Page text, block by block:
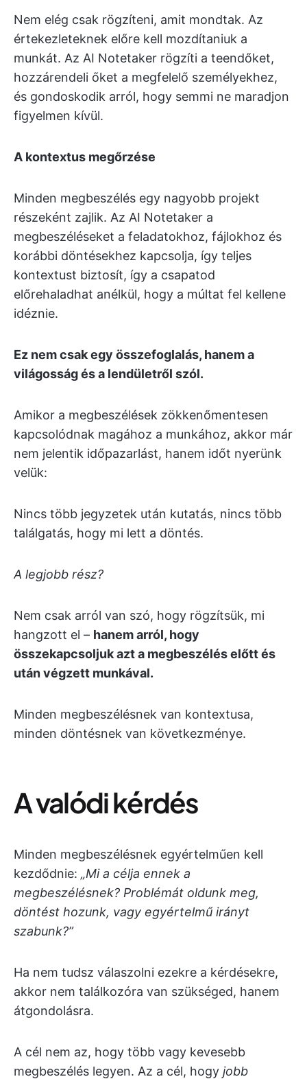
Nem elég csak rögzíteni, amit mondtak. Az
értekezleteknek előre kell mozdítaniuk a
munkát. Az AI Notetaker rögzíti a teendőket,
hozzárendeli őket a megfelelő személyekhez,
és gondoskodik arról, hogy semmi ne maradjon
figyelmen kívül.
A kontextus megőrzése
Minden megbeszélés egy nagyobb projekt
részeként zajlik. Az AI Notetaker a
megbeszéléseket a feladatokhoz, fájlokhoz és
korábbi döntésekhez kapcsolja, így teljes
kontextust biztosít, így a csapatod
előrehaladhat anélkül, hogy a múltat fel kellene
idéznie.
Ez nem csak egy összefoglalás, hanem a
világosság és a lendületről szól.
Amikor a megbeszélések zökkenőmentesen
kapcsolódnak magához a munkához, akkor már
nem jelentik időpazarlást, hanem időt nyerünk
velük:
Nincs több jegyzetek után kutatás, nincs több
találgatás, hogy mi lett a döntés.
A legjobb rész?
Nem csak arról van szó, hogy rögzítsük, mi
hangzott el – hanem arról, hogy
összekapcsoljuk azt a megbeszélés előtt és
után végzett munkával.
Minden megbeszélésnek van kontextusa,
minden döntésnek van következménye.
A valódi kérdés
Minden megbeszélésnek egyértelműen kell
kezdődnie: „Mi a célja ennek a
megbeszélésnek? Problémát oldunk meg,
döntést hozunk, vagy egyértelmű irányt
szabunk?”
Ha nem tudsz válaszolni ezekre a kérdésekre,
akkor nem találkozóra van szükséged, hanem
átgondolásra.
A cél nem az, hogy több vagy kevesebb
megbeszélés legyen. Az a cél, hogy jobb